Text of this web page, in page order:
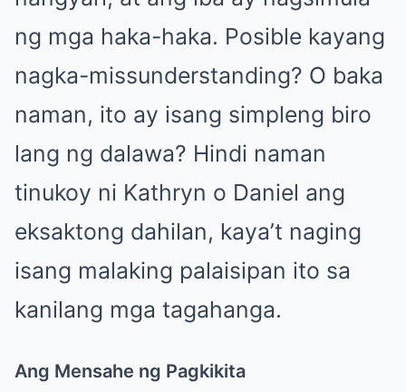
ng mga haka-haka. Posible kayang
nagka-missunderstanding? O baka
naman, ito ay isang simpleng biro
lang ng dalawa? Hindi naman
tinukoy ni Kathryn o Daniel ang
eksaktong dahilan, kaya’t naging
isang malaking palaisipan ito sa
kanilang mga tagahanga.
Ang Mensahe ng Pagkikita